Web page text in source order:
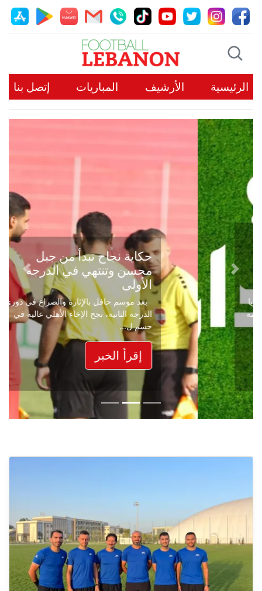
الرئيسية الأرشيف المباريات إتصل بنا
حكاية نجاح تبدأ من جبل
محسن وتنتهي في الدرجة
الأولى
بعد موسم حافل بالإثارة والصراع في دوري
الدرجة الثانية، نجح الإخاء الأهلي عاليه في
حسم ل...
إقرأ الخبر
Previous
Next